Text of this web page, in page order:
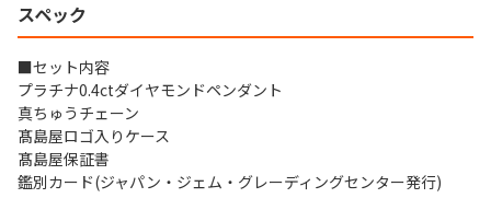
スペック
■セット内容
プラチナ0.4ctダイヤモンドペンダント
真ちゅうチェーン
髙島屋ロゴ入りケース
髙島屋保証書
鑑別カード(ジャパン・ジェム・グレーディングセンター発行)